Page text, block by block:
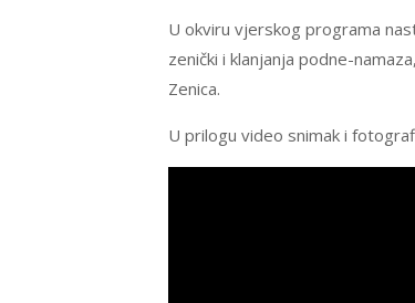
U okviru vjerskog programa
zenički i klanjanja podne-
Zenica.
U prilogu video snimak i